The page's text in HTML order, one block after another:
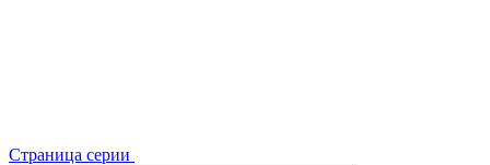
Страница серии